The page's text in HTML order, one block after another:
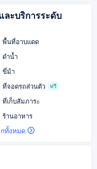
ละบริการระดับ
พื้นที่อาบแดด
ดำน้ำ
ขี่ม้า
ที่จอดรถส่วนตัว ฟรี
ที่เก็บสัมภาระ
ร้านอาหาร
ทั้งหมด